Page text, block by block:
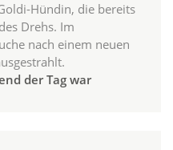
Hündin, die bereits
Drehs. Im
nach einem neuen
der Tag war